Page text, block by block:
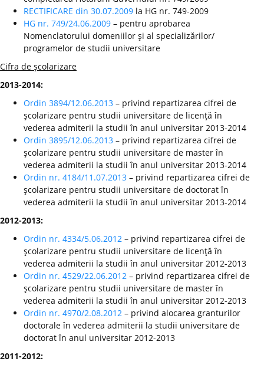
RECTIFICARE din 30.07.2009 la HG nr. 749-2009
HG nr. 749/24.06.2009 – pentru aprobarea
Nomenclatorului domeniilor şi al specializărilor/
programelor de studii universitare
Cifra de şcolarizare
2013-2014:
Ordin 3894/12.06.2013 – privind repartizarea cifrei de
şcolarizare pentru studii universitare de licenţă în
vederea admiterii la studii în anul universitar 2013-2014
Ordin 3895/12.06.2013 – privind repartizarea cifrei de
şcolarizare pentru studii universitare de master în
vederea admiterii la studii în anul universitar 2013-2014
Ordin nr. 4184/11.07.2013 – privind repartizarea cifrei de
şcolarizare pentru studii universitare de doctorat în
vederea admiterii la studii în anul universitar 2013-2014
2012-2013:
Ordin nr. 4334/5.06.2012 – privind repartizarea cifrei de
şcolarizare pentru studii universitare de licenţă în
vederea admiterii la studii în anul universitar 2012-2013
Ordin nr. 4529/22.06.2012 – privind repartizarea cifrei de
şcolarizare pentru studii universitare de master în
vederea admiterii la studii în anul universitar 2012-2013
Ordin nr. 4970/2.08.2012 – privind alocarea granturilor
doctorale în vederea admiterii la studii universitare de
doctorat în anul universitar 2012-2013
2011-2012: